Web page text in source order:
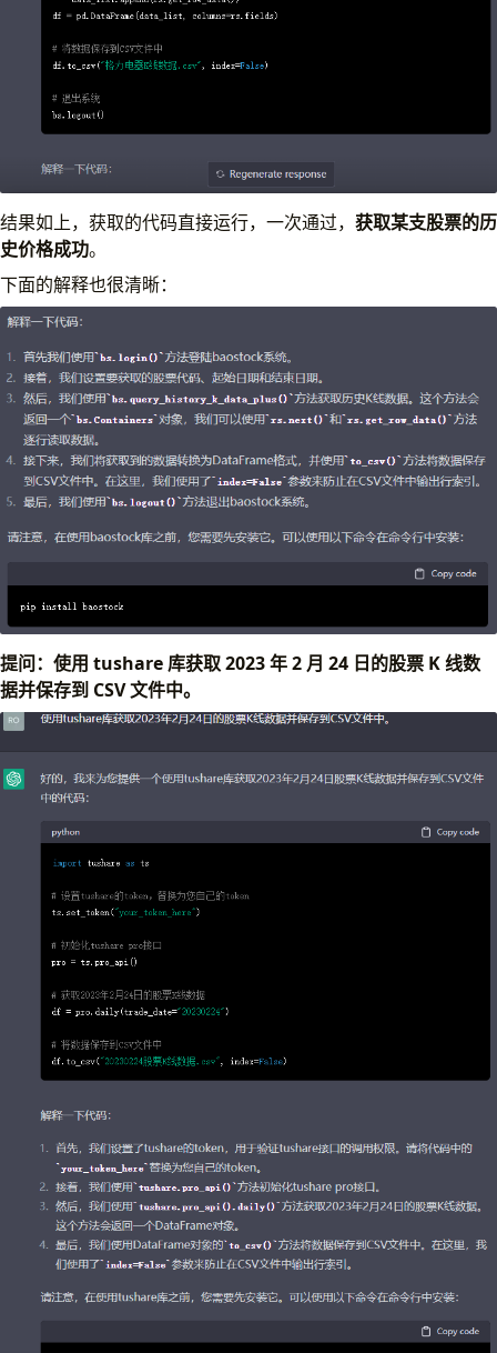
结果如上，获取的代码直接运行，一次通过， 获取某支股票的历
史价格成功。
下面的解释也很清晰：
提问：使用 tushare 库获取 2023 年 2 月 24 日的股票 K 线数
据并保存到 CSV 文件中。